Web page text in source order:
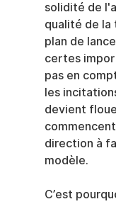
solidité de
qualité de la
plan de
certes
pas en
les
devient
direction à
modèle.
C’est